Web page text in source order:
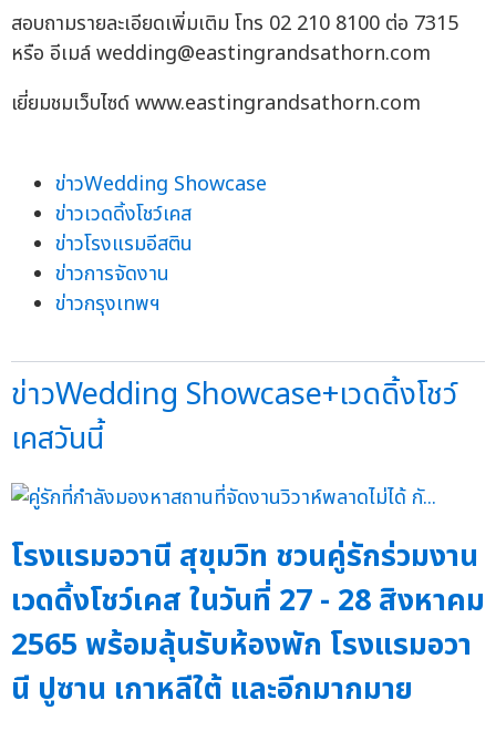
สอบถามรายละเอียดเพิ่มเติม โทร 02 210 8100 ต่อ 7315
หรือ อีเมล์wedding@eastingrandsathorn.com
เยี่ยมชมเว็บไซด์ www.eastingrandsathorn.com
ข่าวWedding Showcase
ข่าวเวดดิ้งโชว์เคส
ข่าวโรงแรมอีสติน
ข่าวการจัดงาน
ข่าวกรุงเทพฯ
ข่าวWedding Showcase+เวดดิ้งโชว์
เคสวันนี้
โรงแรมอวานี สุขุมวิท ชวนคู่รักร่วมงาน
เวดดิ้งโชว์เคส ในวันที่ 27 - 28 สิงหาคม
2565 พร้อมลุ้นรับห้องพัก โรงแรมอวา
นี ปูซาน เกาหลีใต้ และอีกมากมาย